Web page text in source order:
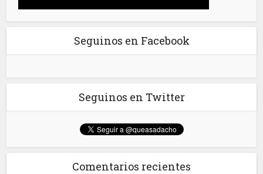
Seguinos en Facebook
Seguinos en Twitter
Comentarios recientes